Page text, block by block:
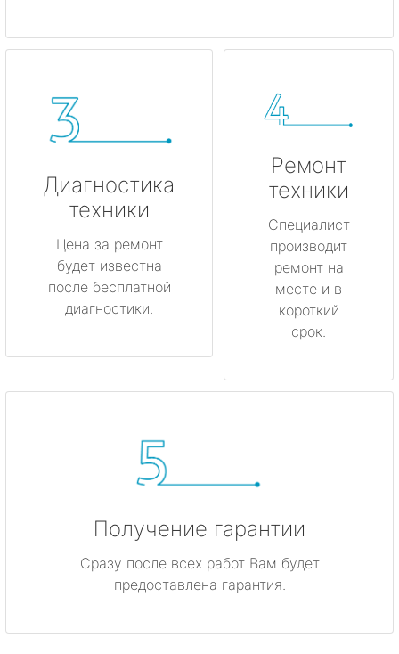
Диагностика
техники
Цена за ремонт
будет известна
после бесплатной
диагностики.
Ремонт
техники
Специалист
производит
ремонт на
месте и в
короткий
срок.
Получение гарантии
Сразу после всех работ Вам будет
предоставлена гарантия.